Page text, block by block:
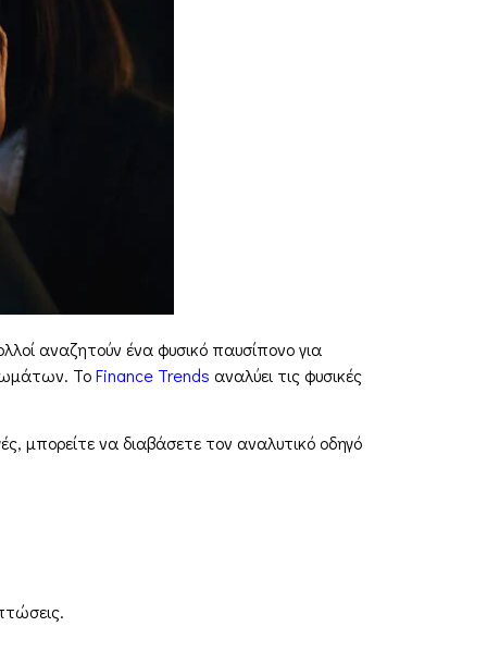
αναζητούν ένα φυσικό παυσίπονο για
ΤοFinance Trends αναλύει τις φυσικές
μπορείτε να διαβάσετε τον αναλυτικό οδηγό